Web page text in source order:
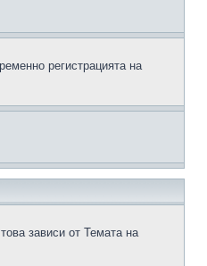
регистрацията на
зависи от Темата на